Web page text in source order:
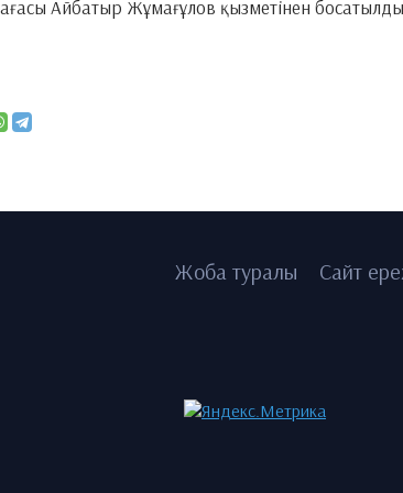
Айбатыр Жұмағұлов қызметінен
Жоба туралы Сайт